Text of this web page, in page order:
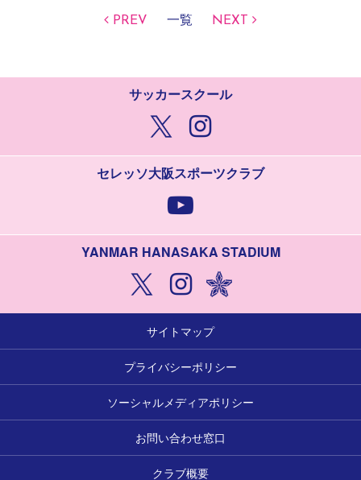
PREV 一覧 NEXT
サッカースクール
セレッソ大阪スポーツクラブ
YANMAR HANASAKA STADIUM
サイトマップ
プライバシーポリシー
ソーシャルメディアポリシー
お問い合わせ窓口
クラブ概要